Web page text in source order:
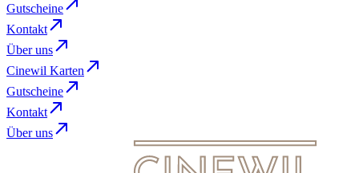
Gutscheine
Kontakt
Über uns
Cinewil Karten
Gutscheine
Kontakt
Über uns